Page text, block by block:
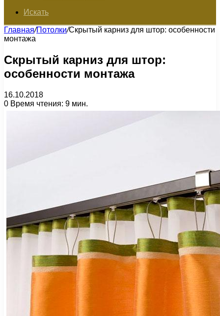
Искать
Главная/Потолки/Скрытый карниз для штор: особенности
монтажа
Скрытый карниз для штор:
особенности монтажа
16.10.2018
0 Время чтения: 9 мин.